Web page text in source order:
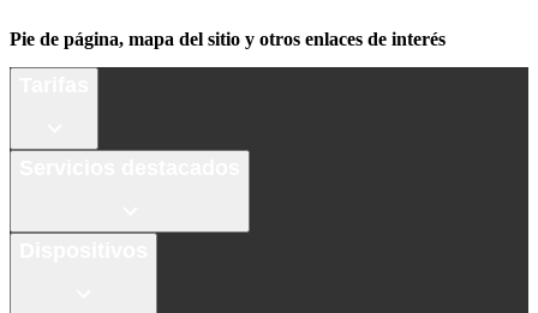
Pie de página, mapa del sitio y otros enlaces de interés